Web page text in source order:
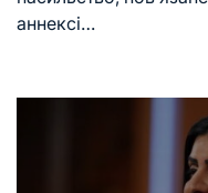
аннексі…